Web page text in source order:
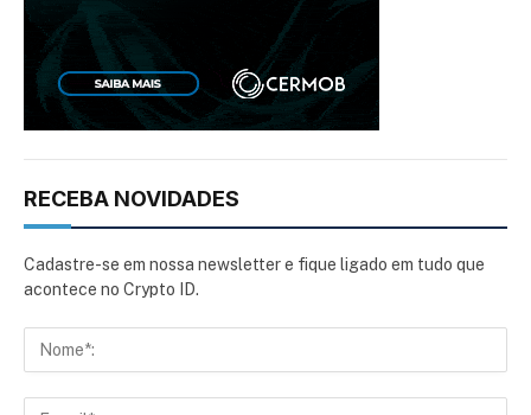
RECEBA NOVIDADES
Cadastre-se em nossa newsletter e fique ligado em tudo que
acontece no Crypto ID.